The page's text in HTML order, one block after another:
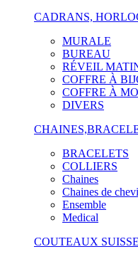
CADRANS,
MURALE
BUREAU
RÉVEIL
COFFRE À
COFFRE À
DIVERS
BRACELETS
COLLIERS
Chaines
Chaines de
Ensemble
Medical
COUTEAUX